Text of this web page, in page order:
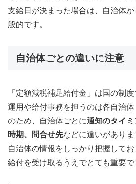
支給日が決まった場合は、自治体
般的です。
自治体ごとの違いに注意
「定額減税補足給付金」は国の制
運用や給付事務を担うのは各自治
のため、自治体ごとに通知のタイ
時期、問合せ先などに違いがあり
自治体の情報をしっかり把握して
給付を受け取るうえでとても重要で